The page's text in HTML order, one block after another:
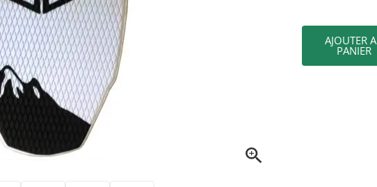
AJOUTER
PANIER